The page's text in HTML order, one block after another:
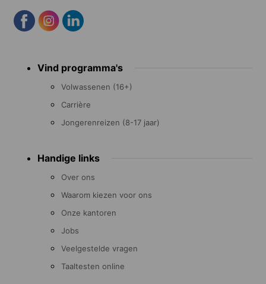
menuVind programma's
Volwassenen (16+)
Carrière
Jongerenreizen (8-17 jaar)
Handige links
Over ons
Waarom kiezen voor ons
Onze kantoren
Jobs
Veelgestelde vragen
Taaltesten online